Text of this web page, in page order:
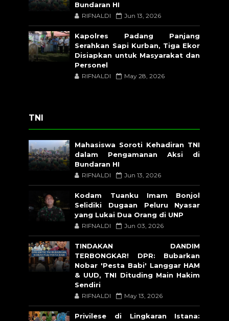
Bundaran HI
RIFNALDI Jun 13, 2026
Kapolres Padang Panjang
Serahkan Sapi Kurban, Tiga Ekor
Disiapkan untuk Masyarakat dan
Personel
RIFNALDI May 28, 2026
TNI
Mahasiswa Soroti Kehadiran TNI
dalam Pengamanan Aksi di
Bundaran HI
RIFNALDI Jun 13, 2026
Kodam Tuanku Imam Bonjol
Selidiki Dugaan Peluru Nyasar
yang Lukai Dua Orang di UNP
RIFNALDI Jun 03, 2026
TINDAKAN DANDIM
TERBONGKAR! DPR: Bubarkan
Nobar 'Pesta Babi' Langgar HAM
& UUD, TNI Dituding Main Hakim
Sendiri
RIFNALDI May 13, 2026
Privilese di Lingkaran Istana: